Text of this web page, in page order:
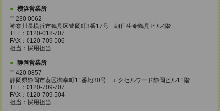
横浜営業所
〒230-0062
神奈川県横浜市鶴見区豊岡町3番17号 朝日生命鶴見ビル4階
TEL：0120-018-707
FAX：0120-709-006
担当：採用担当
静岡営業所
〒420-0857
静岡県静岡市葵区御幸町11番地30号 エクセルワード静岡ビル11階
TEL：0120-709-707
FAX：0120-709-504
担当：採用担当